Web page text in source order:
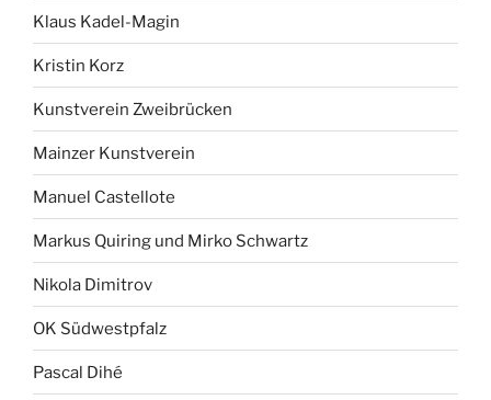
Klaus Kadel-Magin
Kristin Korz
Kunstverein Zweibrücken
Mainzer Kunstverein
Manuel Castellote
Markus Quiring und Mirko Schwartz
Nikola Dimitrov
OK Südwestpfalz
Pascal Dihé